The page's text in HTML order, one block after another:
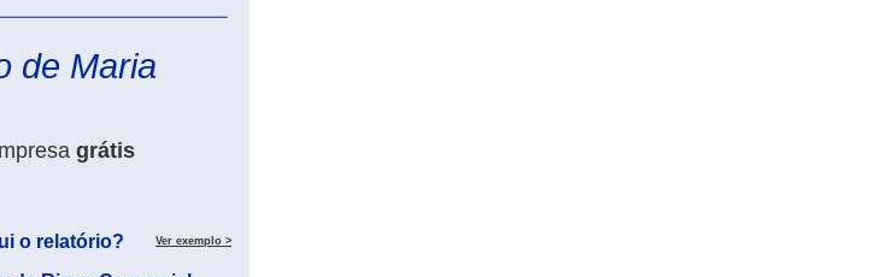
de Maria
grátis
o relatório? Ver exemplo >